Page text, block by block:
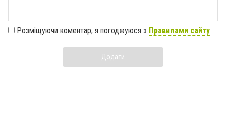
Розміщуючи коментар, я погоджуюся з Правилами сайту
Додати